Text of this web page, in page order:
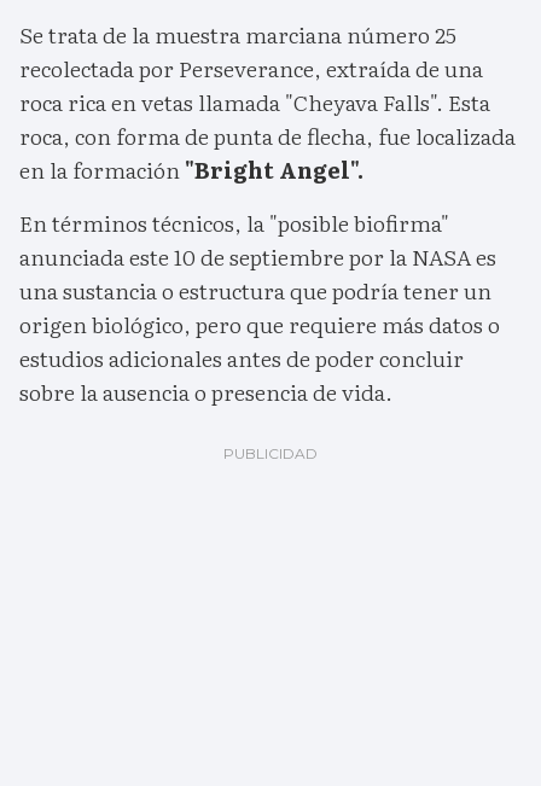
Se trata de la muestra marciana número 25
recolectada por Perseverance, extraída de una
roca rica en vetas llamada "Cheyava Falls". Esta
roca, con forma de punta de flecha, fue localizada
en la formación"Bright Angel".
En términos técnicos, la "posible biofirma"
anunciada este 10 de septiembre por la NASA es
una sustancia o estructura que podría tener un
origen biológico, pero que requiere más datos o
estudios adicionales antes de poder concluir
sobre la ausencia o presencia de vida.